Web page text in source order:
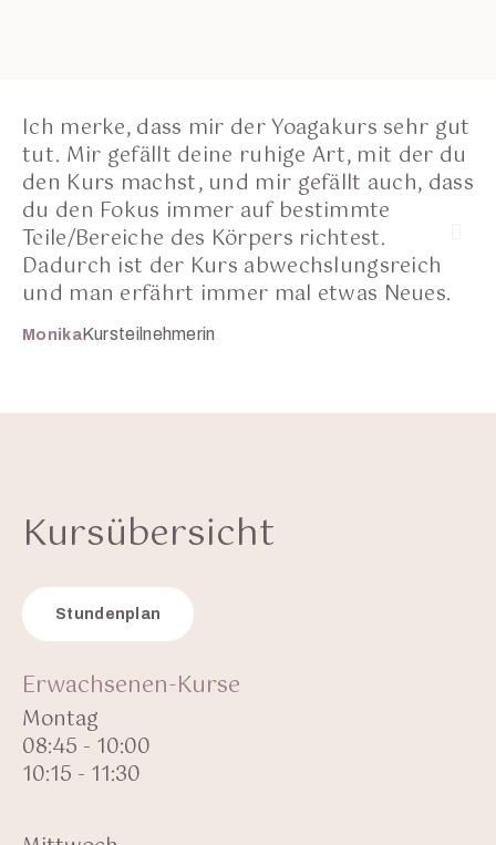
Ich merke, dass mir der Yoagakurs sehr gut
tut. Mir gefällt deine ruhige Art, mit der du
den Kurs machst, und mir gefällt auch, dass
du den Fokus immer auf bestimmte
Teile/Bereiche des Körpers richtest.
Dadurch ist der Kurs abwechslungsreich
und man erfährt immer mal etwas Neues.
MonikaKursteilnehmerin
Kursübersicht
Stundenplan
Erwachsenen-Kurse
Montag
08:45 - 10:00
10:15 - 11:30